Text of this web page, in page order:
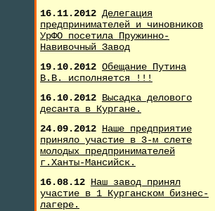
16.11.2012 Делегация
предпринимателей и чиновников
УрФО посетила Пружинно-
Навивочный Завод
19.10.2012 Обещание Путина
В.В. исполняется !!!
16.10.2012 Высадка делового
десанта в Кургане.
24.09.2012 Наше предприятие
приняло участие в 3-м слете
молодых предпринимателей
г.Ханты-Мансийск.
16.08.12 Наш завод принял
участие в 1 Курганском бизнес-
лагере.